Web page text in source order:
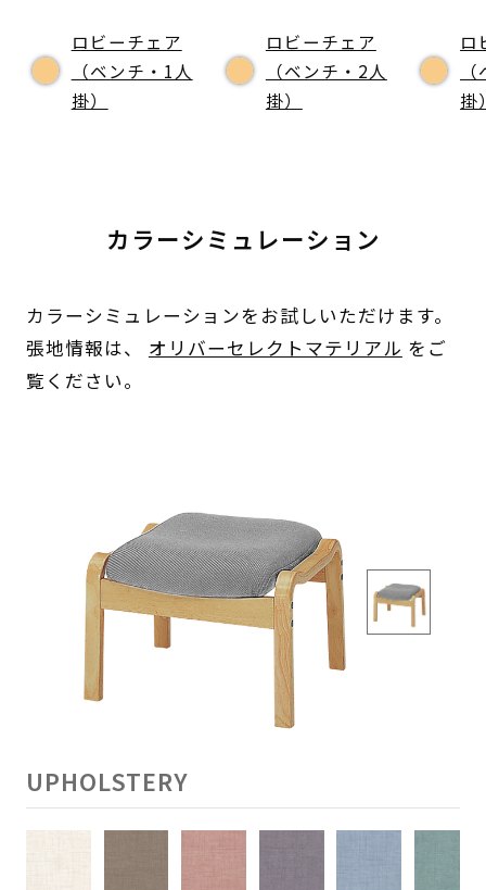
ロビーチェア
（ベンチ・1人
掛）
ロビーチェア
（ベンチ・2人
掛）
ロ
掛
カラーシミュレーション
カラーシミュレーションをお試しいただけます。
張地情報は、 オリバーセレクトマテリアル をご
覧ください。
UPHOLSTERY